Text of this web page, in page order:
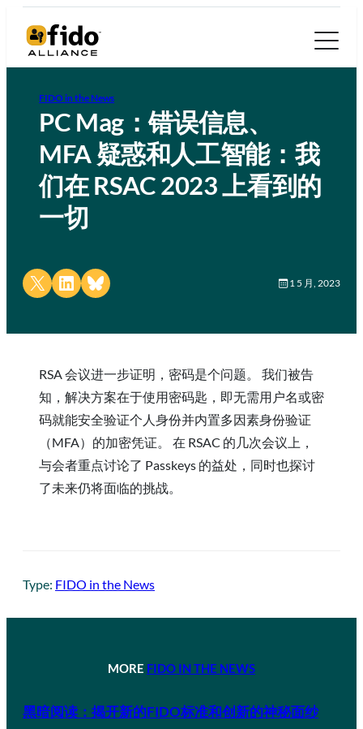
FIDO in the News
PC Mag：错误信息、
MFA 疑惑和人工智能：我
们在 RSAC 2023 上看到的
一切
Share on X Share on LinkedIn
Share on Bluesky 1 5 月, 2023
RSA 会议进一步证明，密码是个问题。 我们被告
知，解决方案在于使用密码匙，即无需用户名或密
码就能安全验证个人身份并内置多因素身份验证
（MFA）的加密凭证。 在 RSAC 的几次会议上，
与会者重点讨论了 Passkeys 的益处，同时也探讨
了未来仍将面临的挑战。
Type: FIDO in the News
MORE FIDO IN THE NEWS
黑暗阅读：揭开新的FIDO标准和创新的神秘面纱